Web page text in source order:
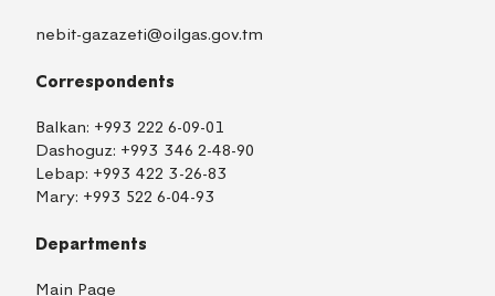
nebit-gazazeti@oilgas.gov.tm
Correspondents
Balkan: +993 222 6-09-01
Dashoguz: +993 346 2-48-90
Lebap: +993 422 3-26-83
Mary: +993 522 6-04-93
Departments
Main Page